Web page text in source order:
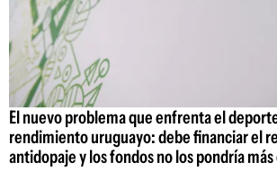
El nuevo problema que enfrenta el
rendimiento uruguayo: debe financiar el
antidopaje y los fondos no los pondría